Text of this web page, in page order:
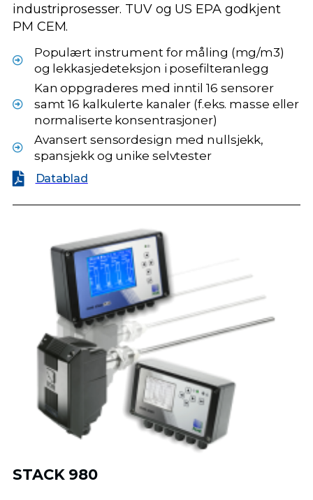
industriprosesser. TUV og US EPA godkjent
PM CEM.
Populært instrument for måling (mg/m3)
og lekkasjedeteksjon i posefilteranlegg
Kan oppgraderes med inntil 16 sensorer
samt 16 kalkulerte kanaler (f.eks. masse eller
normaliserte konsentrasjoner)
Avansert sensordesign med nullsjekk,
spansjekk og unike selvtester
Datablad
STACK 980